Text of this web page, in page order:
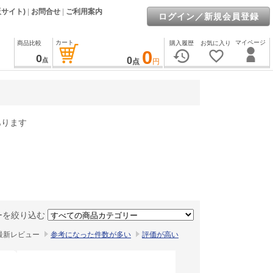
イト) お問合せ ご利用案内 ログイン／新規会員登録
マイページ
お気に入り
favorite_border
購入履歴
history
カート
0点 0 円
商品比較
0点
ます
絞り込む
新レビュー 参考になった件数が多い 評価が高い